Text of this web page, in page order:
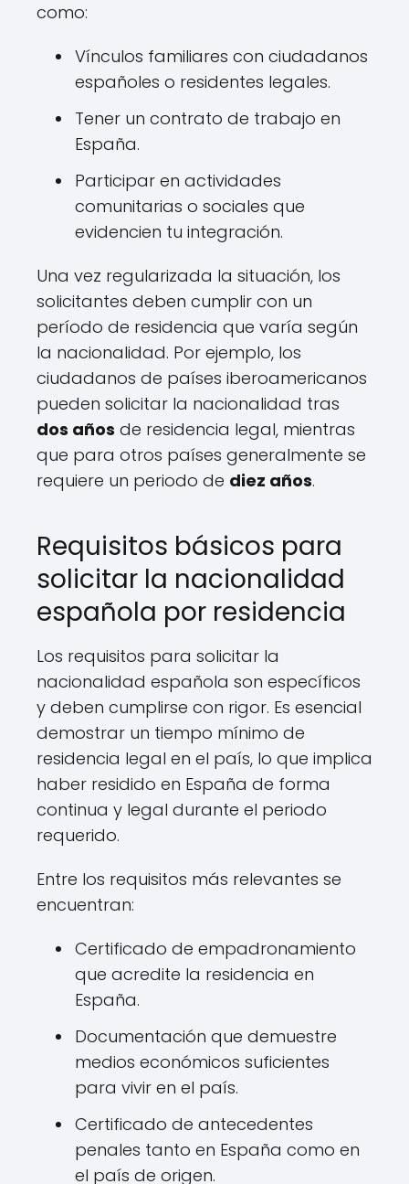
como:
Vínculos familiares con ciudadanos
españoles o residentes legales.
Tener un contrato de trabajo en
España.
Participar en actividades
comunitarias o sociales que
evidencien tu integración.
Una vez regularizada la situación, los
solicitantes deben cumplir con un
período de residencia que varía según
la nacionalidad. Por ejemplo, los
ciudadanos de países iberoamericanos
pueden solicitar la nacionalidad tras
dos años de residencia legal, mientras
que para otros países generalmente se
requiere un periodo de diez años.
Requisitos básicos para
solicitar la nacionalidad
española por residencia
Los requisitos para solicitar la
nacionalidad española son específicos
y deben cumplirse con rigor. Es esencial
demostrar un tiempo mínimo de
residencia legal en el país, lo que implica
haber residido en España de forma
continua y legal durante el periodo
requerido.
Entre los requisitos más relevantes se
encuentran:
Certificado de empadronamiento
que acredite la residencia en
España.
Documentación que demuestre
medios económicos suficientes
para vivir en el país.
Certificado de antecedentes
penales tanto en España como en
el país de origen.